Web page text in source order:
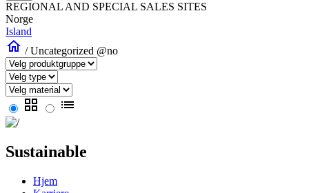
REGIONAL AND SPECIAL SALES SITES
Norge
Island
home /Uncategorized @no
grid_view list
Sustainable
Hjem